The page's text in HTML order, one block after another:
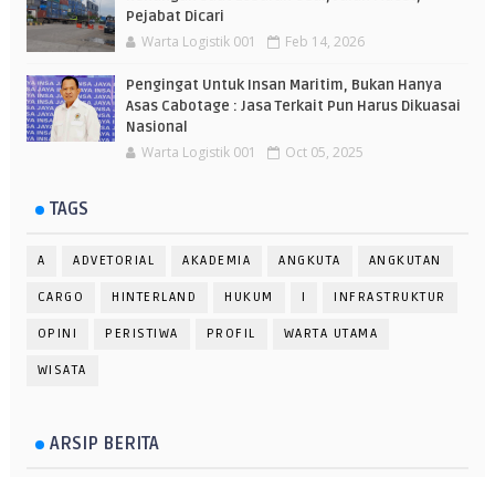
Pejabat Dicari
Warta Logistik 001 Feb 14, 2026
Pengingat Untuk Insan Maritim, Bukan Hanya
Asas Cabotage : Jasa Terkait Pun Harus Dikuasai
Nasional
Warta Logistik 001 Oct 05, 2025
TAGS
A ADVETORIAL AKADEMIA ANGKUTA ANGKUTAN
CARGO HINTERLAND HUKUM I INFRASTRUKTUR
OPINI PERISTIWA PROFIL WARTA UTAMA
WISATA
ARSIP BERITA